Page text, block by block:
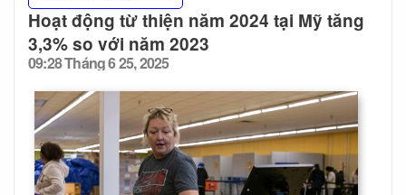
Hoạt động từ thiện năm 2024 tại Mỹ tăng
3,3% so với năm 2023
Posted
on
09:28 Tháng 6 25, 2025